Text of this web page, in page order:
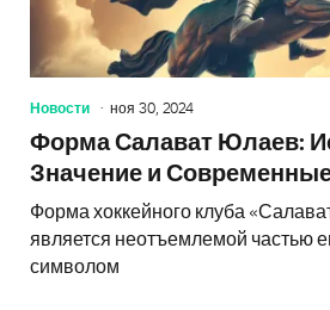
Новости ноя 30, 2024
Форма Салават Юлаев:
Значение и
Форма хоккейного клуба
является неотъемлемой частью
символом